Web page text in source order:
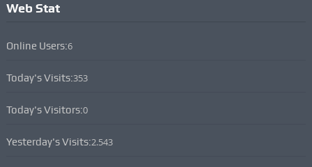
Web Stat
Online Users:6
Today's Visits:353
Today's Visitors:0
Yesterday's Visits:2.543